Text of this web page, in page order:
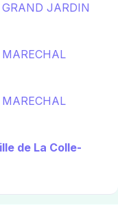
JARDIN
de La Colle-